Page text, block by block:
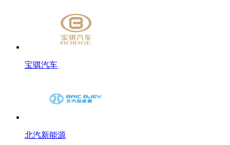
宝骐汽车
北汽新能源